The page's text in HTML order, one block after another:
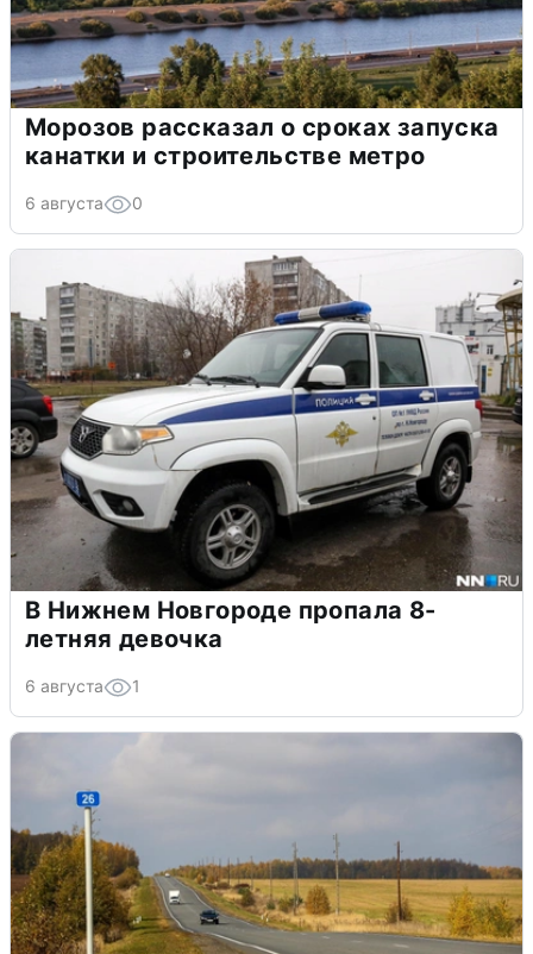
Морозов рассказал о сроках запуска
канатки и строительстве метро
6 августа 0
В Нижнем Новгороде пропала 8-
летняя девочка
6 августа 1